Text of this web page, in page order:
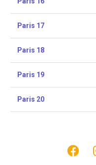
Paris 17
Paris 18
Paris 19
Paris 20